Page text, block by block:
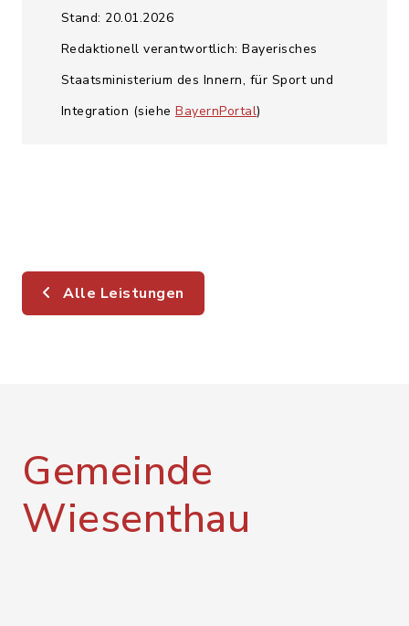
Stand: 20.01.2026
Redaktionell verantwortlich: Bayerisches
Staatsministerium des Innern, für Sport und
Integration (siehe BayernPortal)
Alle Leistungen
Gemeinde
Wiesenthau